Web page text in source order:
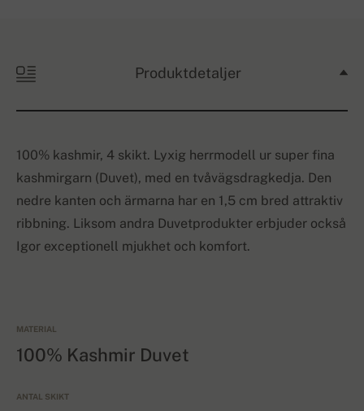
Produktdetaljer
100% kashmir, 4 skikt. Lyxig herrmodell ur super fina
kashmirgarn (Duvet), med en tvåvägsdragkedja. Den
nedre kanten och ärmarna har en 1,5 cm bred attraktiv
ribbning. Liksom andra Duvetprodukter erbjuder också
Igor exceptionell mjukhet och komfort.
MATERIAL
100% Kashmir Duvet
ANTAL SKIKT